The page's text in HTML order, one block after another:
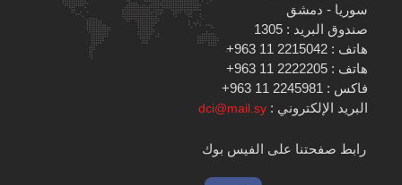
سوريا - دمشق
صندوق البريد : 1305
هاتف : 2215042 11 963+
هاتف : 2222205 11 963+
فاكس : 2245981 11 963+
البريد الإلكتروني :dci@mail.sy
رابط صفحتنا على الفيس بوك